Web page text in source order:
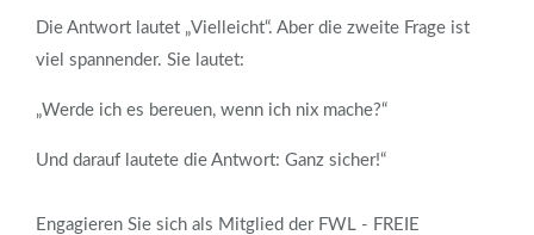
Die Antwort lautet „Vielleicht“. Aber die zweite Frage ist
viel spannender. Sie lautet:
„Werde ich es bereuen, wenn ich nix mache?“
Und darauf lautete die Antwort: Ganz sicher!“
Engagieren Sie sich als Mitglied der FWL - FREIE